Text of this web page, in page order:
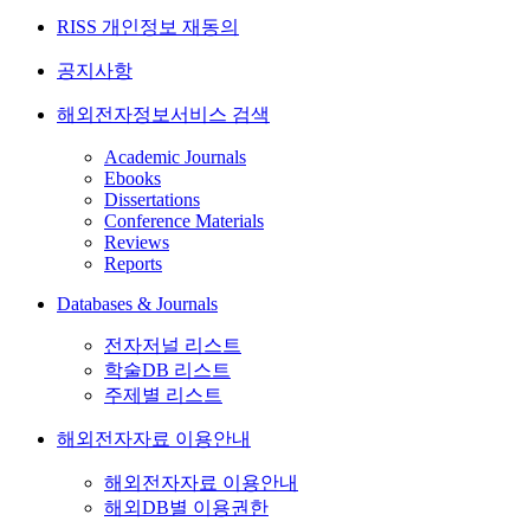
RISS 개인정보 재동의
공지사항
해외전자정보서비스 검색
Academic Journals
Ebooks
Dissertations
Conference Materials
Reviews
Reports
Databases & Journals
전자저널 리스트
학술DB 리스트
주제별 리스트
해외전자자료 이용안내
해외전자자료 이용안내
해외DB별 이용권한